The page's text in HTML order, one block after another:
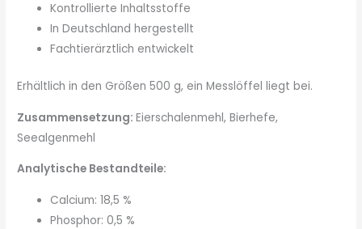
Kontrollierte Inhaltsstoffe
In Deutschland hergestellt
Fachtierärztlich entwickelt
Erhältlich in den Größen 500 g, ein Messlöffel liegt bei.
Zusammensetzung:Eierschalenmehl, Bierhefe,
Seealgenmehl
Analytische Bestandteile:
Calcium: 18,5 %
Phosphor: 0,5 %